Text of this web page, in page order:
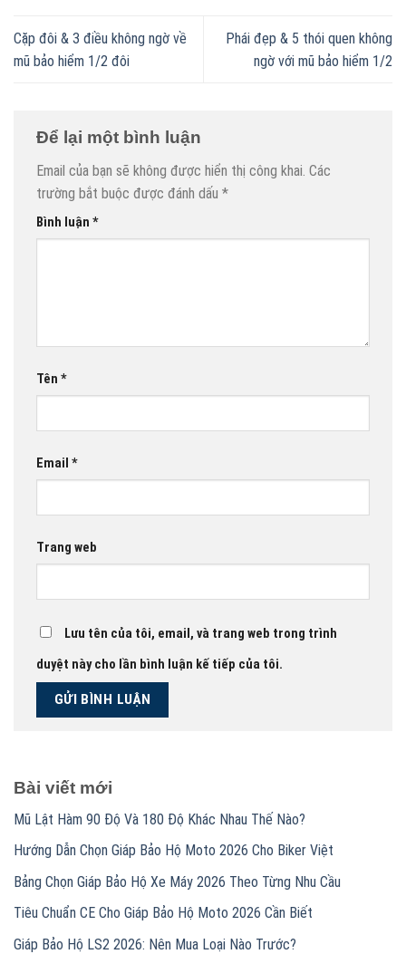
Cặp đôi & 3 điều không ngờ về
mũ bảo hiểm 1/2 đôi
Phái đẹp & 5 thói quen không
ngờ với mũ bảo hiểm 1/2
Để lại một bình luận
Email của bạn sẽ không được hiển thị công khai. Các
trường bắt buộc được đánh dấu *
Bình luận *
Tên *
Email *
Trang web
Lưu tên của tôi, email, và trang web trong trình
duyệt này cho lần bình luận kế tiếp của tôi.
Bài viết mới
Mũ Lật Hàm 90 Độ Và 180 Độ Khác Nhau Thế Nào?
Hướng Dẫn Chọn Giáp Bảo Hộ Moto 2026 Cho Biker Việt
Bảng Chọn Giáp Bảo Hộ Xe Máy 2026 Theo Từng Nhu Cầu
Tiêu Chuẩn CE Cho Giáp Bảo Hộ Moto 2026 Cần Biết
Giáp Bảo Hộ LS2 2026: Nên Mua Loại Nào Trước?